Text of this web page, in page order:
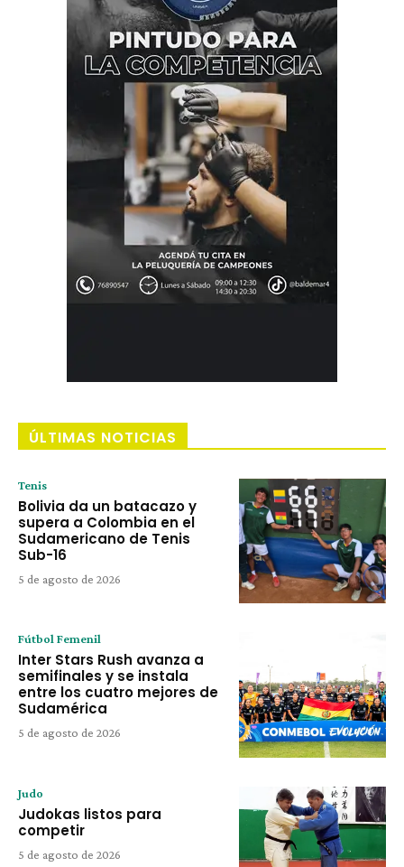
ÚLTIMAS NOTICIAS
Tenis
Bolivia da un batacazo y
supera a Colombia en el
Sudamericano de Tenis
Sub-16
5 de agosto de 2026
Fútbol Femenil
Inter Stars Rush avanza a
semifinales y se instala
entre los cuatro mejores de
Sudamérica
5 de agosto de 2026
Judo
Judokas listos para
competir
5 de agosto de 2026